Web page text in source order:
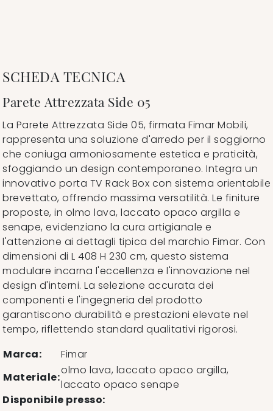
SCHEDA TECNICA
Parete Attrezzata Side 05
La Parete Attrezzata Side 05, firmata Fimar Mobili,
rappresenta una soluzione d'arredo per il soggiorno
che coniuga armoniosamente estetica e praticità,
sfoggiando un design contemporaneo. Integra un
innovativo porta TV Rack Box con sistema orientabile
brevettato, offrendo massima versatilità. Le finiture
proposte, in olmo lava, laccato opaco argilla e
senape, evidenziano la cura artigianale e
l'attenzione ai dettagli tipica del marchio Fimar. Con
dimensioni di L 408 H 230 cm, questo sistema
modulare incarna l'eccellenza e l'innovazione nel
design d'interni. La selezione accurata dei
componenti e l'ingegneria del prodotto
garantiscono durabilità e prestazioni elevate nel
tempo, riflettendo standard qualitativi rigorosi.
Marca:
Fimar
Materiale:
olmo lava, laccato opaco argilla,
laccato opaco senape
Disponibile presso: